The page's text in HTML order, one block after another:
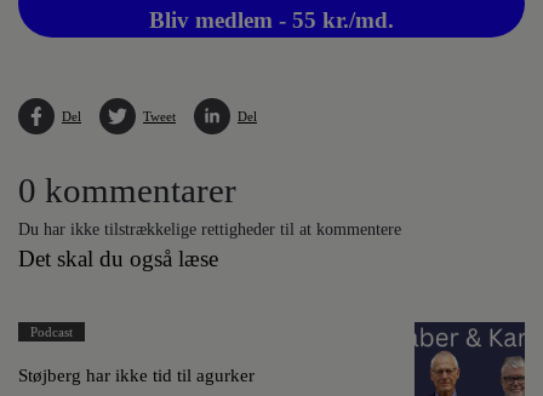
Bliv medlem - 55 kr./md.
Del Tweet Del
0 kommentarer
Du har ikke tilstrækkelige rettigheder til at kommentere
Det skal du også læse
Podcast
Støjberg har ikke tid til agurker